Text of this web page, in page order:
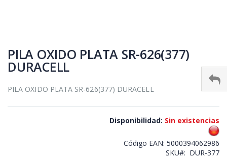
to
the
beginning
the
gallery
PILA OXIDO PLATA SR-626(377)
DURACELL
PILA OXIDO PLATA SR-626(377) DURACELL
Disponibilidad: Sin existencias
Código EAN: 5000394062986
SKU
DUR-377